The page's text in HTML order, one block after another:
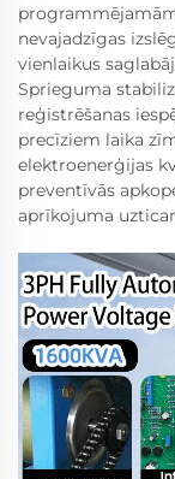
nevajadzīgas
vienlaikus
Sprieguma
reģistrēšanas
precīziem laika
elektroenerģijas
preventīvās
aprīkojuma